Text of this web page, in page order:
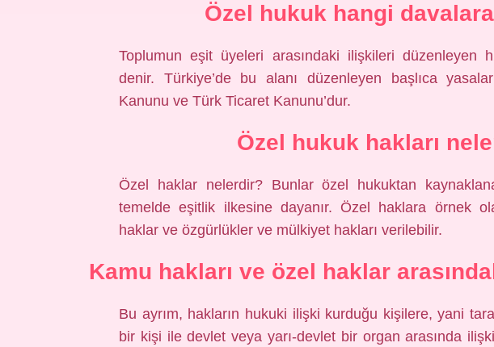
Özel hukuk hangi
Toplumun eşit üyeleri arasındaki ilişkileri düzenleyen
denir. Türkiye’de bu alanı düzenleyen başlıca
Kanunu ve Türk Ticaret Kanunu’dur.
Özel hukuk hakları
Özel haklar nelerdir? Bunlar özel hukuktan
temelde eşitlik ilkesine dayanır. Özel haklara örnek
haklar ve özgürlükler ve mülkiyet hakları verilebilir.
Kamu hakları ve özel haklar
Bu ayrım, hakların hukuki ilişki kurduğu kişilere, yani
bir kişi ile devlet veya yarı-devlet bir organ arasında